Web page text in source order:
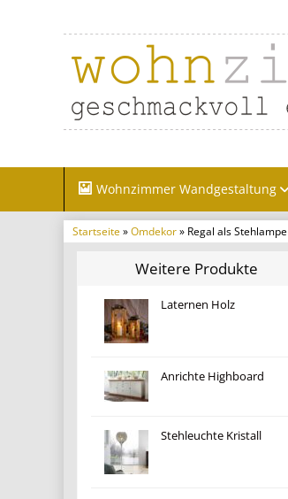
Wohnzimmer Wandgestaltung
Startseite»Omdekor» Regal als Stehlampe
Weitere Produkte
Laternen Holz
Anrichte Highboard
Stehleuchte Kristall